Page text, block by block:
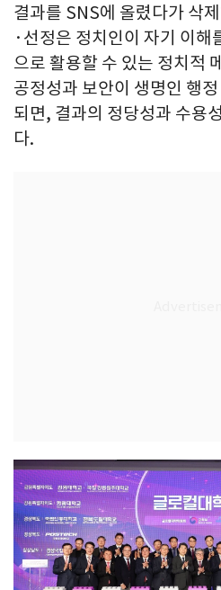
결과를 SNS에 올렸다가 삭
·선정은 정치인이 자기 이해
으로 활용할 수 있는 정치적
공정성과 보안이 생명인 행
되면, 결과의 정당성과 수용
다.